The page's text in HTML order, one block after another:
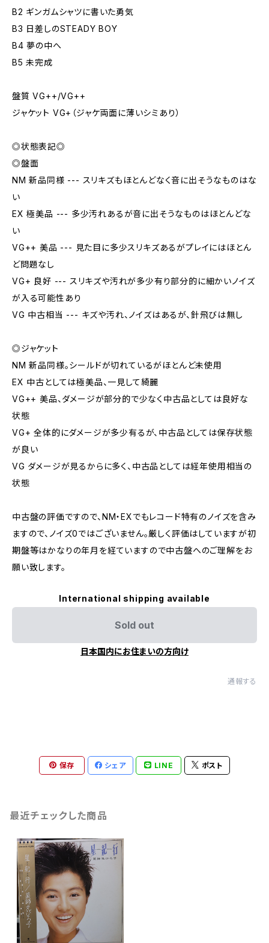
B2 ギンガムシャツに書いた勇気
B3 日差しのSTEADY BOY
B4 夢の中へ
B5 未完成
盤質 VG++/VG++
ジャケット VG+（ジャケ両面に薄いシミあり）
◎状態表記◎
◎盤面
NM 新品同様 --- スリキズもほとんどなく音に出そうなものはな
い
EX 極美品 --- 多少汚れあるが音に出そうなものはほとんどな
い
VG++ 美品 --- 見た目に多少スリキズあるがプレイにはほとん
ど問題なし
VG+ 良好 --- スリキズや汚れが多少有り部分的に細かいノイズ
が入る可能性あり
VG 中古相当 --- キズや汚れ、ノイズはあるが、針飛びは無し
◎ジャケット
NM 新品同様。シールドが切れているがほとんど未使用
EX 中古としては極美品、一見して綺麗
VG++ 美品、ダメージが部分的で少なく中古品としては良好な
状態
VG+ 全体的にダメージが多少有るが、中古品としては保存状態
が良い
VG ダメージが見るからに多く、中古品としては経年使用相当の
状態
中古盤の評価ですので、NM・EXでもレコード特有のノイズを含み
ますので、ノイズ0ではございません。厳しく評価はしていますが初
期盤等はかなりの年月を経ていますので中古盤へのご理解をお
願い致します。
International shipping available
Sold out
日本国内にお住まいの方向け
通報する
保存 シェア LINE ポスト
最近チェックした商品